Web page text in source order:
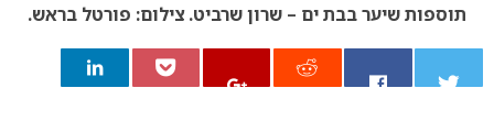
תוספות שיער בבת ים – שרון שרביט. צילום: פורטל בראש.